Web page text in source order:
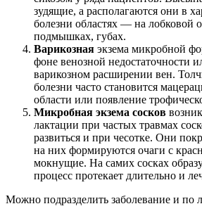
зудящие, а располагаются они в
болезни областях — на лобковой
подмышках, губах.
Варикозная экзема микробной
фоне венозной недостаточности
варикозном расширении вен.
болезни часто становится
области или появление
Микробная экзема сосков
лактации при частых травмах
развиться и при чесотке. Они
на них формируются очаги с
мокнущие. На самих сосках
процесс протекает длительно и
Можно подразделить заболевание и по